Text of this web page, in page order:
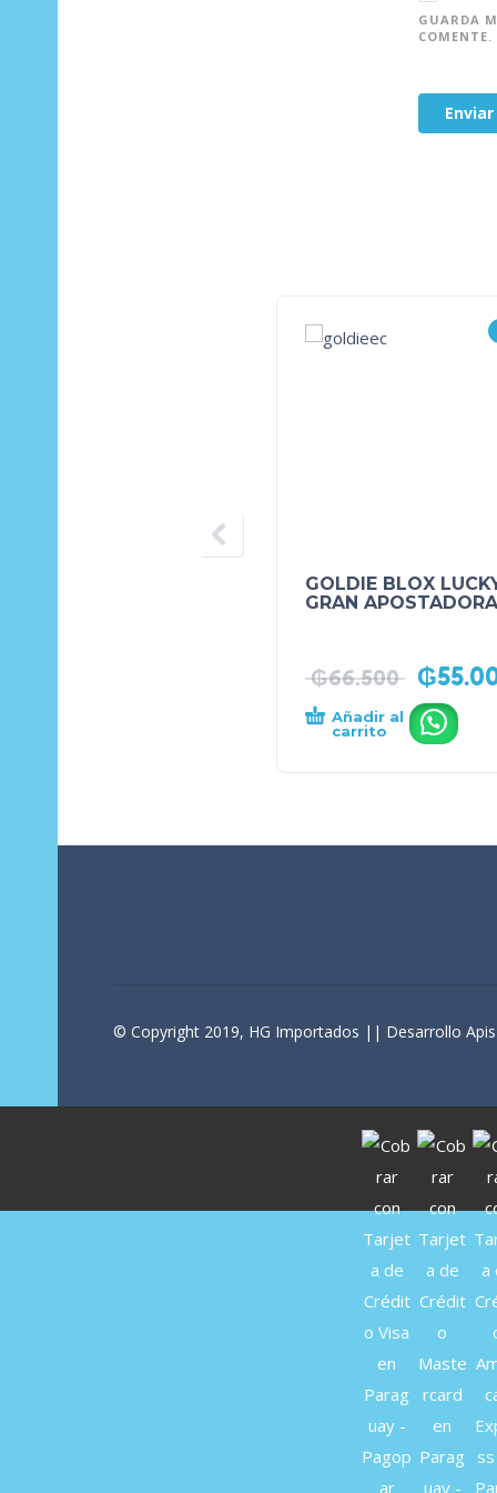
GUARDA
COMENTE.
GOLDIE BLOX
GRAN APOSTADORA
₲66.500 ₲
Añadir al
carrito
.
© Copyright 2019, HG Importados || Desarrollo Apis